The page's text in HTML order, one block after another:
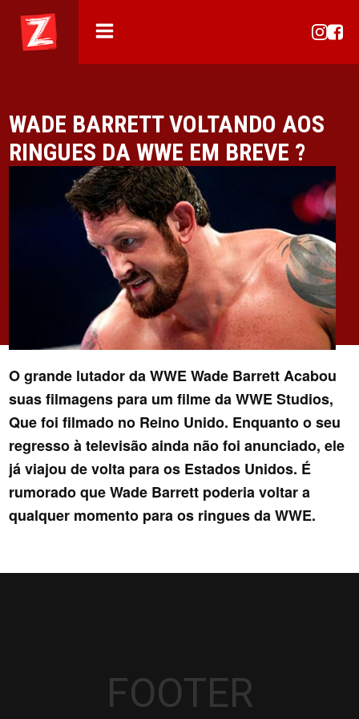
WADE BARRETT VOLTANDO AOS
RINGUES DA WWE EM BREVE ?
O grande lutador da WWE Wade Barrett Acabou
suas filmagens para um filme da WWE Studios,
Que foi filmado no Reino Unido. Enquanto o seu
regresso à televisão ainda não foi anunciado, ele
já viajou de volta para os Estados Unidos. É
rumorado que Wade Barrett poderia voltar a
qualquer momento para os ringues da WWE.
FOOTER